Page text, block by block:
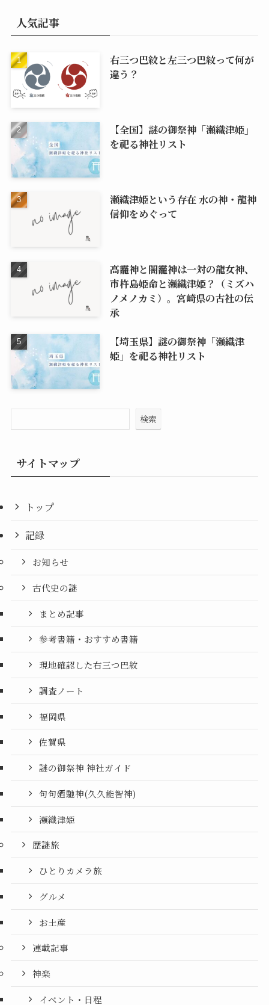
人気記事
右三つ巴紋と左三つ巴紋って何が
違う？
【全国】謎の御祭神「瀬織津姫」
を祀る神社リスト
瀬織津姫という存在 水の神・龍神
信仰をめぐって
高龗神と闇龗神は一対の龍女神、
市杵島姫命と瀬織津姫？（ミズハ
ノメノカミ）。宮崎県の古社の伝
承
【埼玉県】謎の御祭神「瀬織津
姫」を祀る神社リスト
検索
サイトマップ
トップ
記録
お知らせ
古代史の謎
まとめ記事
参考書籍・おすすめ書籍
現地確認した右三つ巴紋
調査ノート
福岡県
佐賀県
謎の御祭神 神社ガイド
句句廼馳神(久久能智神)
瀬織津姫
歴謎旅
ひとりカメラ旅
グルメ
お土産
連載記事
神楽
イベント・日程